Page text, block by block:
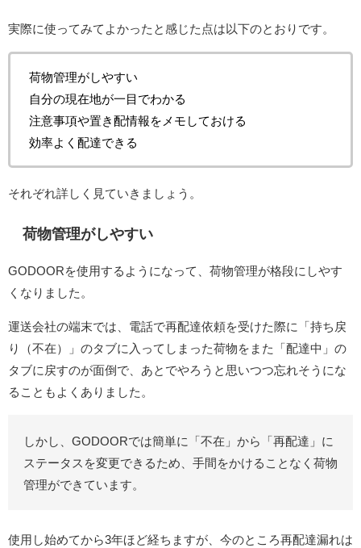
実際に使ってみてよかったと感じた点は以下のとおりです。
荷物管理がしやすい
自分の現在地が一目でわかる
注意事項や置き配情報をメモしておける
効率よく配達できる
それぞれ詳しく見ていきましょう。
荷物管理がしやすい
GODOORを使用するようになって、荷物管理が格段にしやす
くなりました。
運送会社の端末では、電話で再配達依頼を受けた際に「持ち戻
り（不在）」のタブに入ってしまった荷物をまた「配達中」の
タブに戻すのが面倒で、あとでやろうと思いつつ忘れそうにな
ることもよくありました。
しかし、GODOORでは簡単に「不在」から「再配達」に
ステータスを変更できるため、手間をかけることなく荷物
管理ができています。
使用し始めてから3年ほど経ちますが、今のところ再配達漏れは